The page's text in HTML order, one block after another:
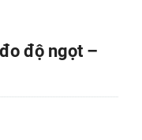
độ ngọt –